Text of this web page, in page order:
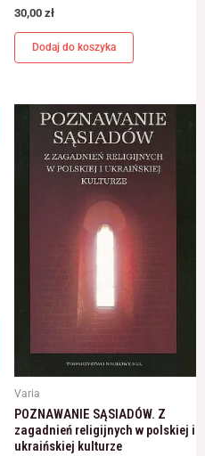
30,00 zł
Dodaj do koszyka
Varia
POZNAWANIE SĄSIADÓW. Z
zagadnień religijnych w polskiej i
ukraińskiej kulturze